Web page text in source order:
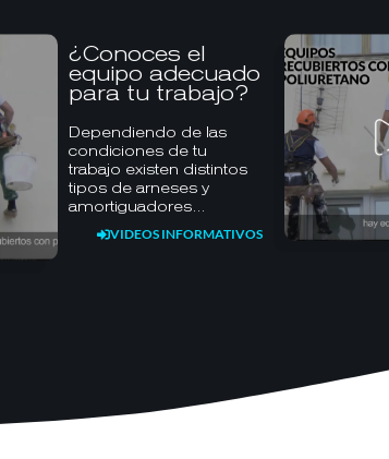
¿Conoces el
equipo adecuado
para tu trabajo?
Dependiendo de las
condiciones de tu
trabajo existen distintos
tipos de arneses y
amortiguadores…
VIDEOS INFORMATIVOS